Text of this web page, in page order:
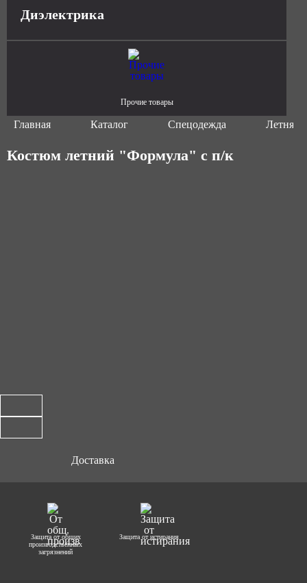
Диэлектрика
Прочие товары
Главная Каталог Спецодежда Летняя
Костюм летний "Формула" с п/к
Доставка
Защита от общих
производственных
загрязнений
Защита от истирания